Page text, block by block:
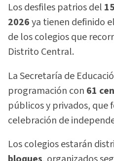
Los desfiles patrios del
2026ya tienen definido
de los colegios que
Distrito Central.
La Secretaría de
programación con 61
públicos y privados, que
celebración de
Los colegios estarán